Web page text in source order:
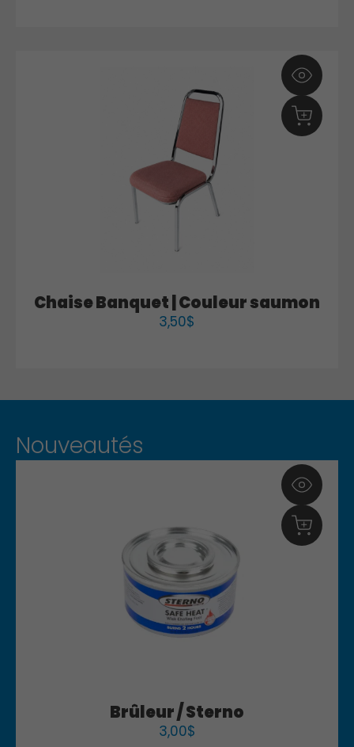
Chaise Banquet | Couleur saumon
3,50$
Nouveautés
Brûleur / Sterno
3,00$